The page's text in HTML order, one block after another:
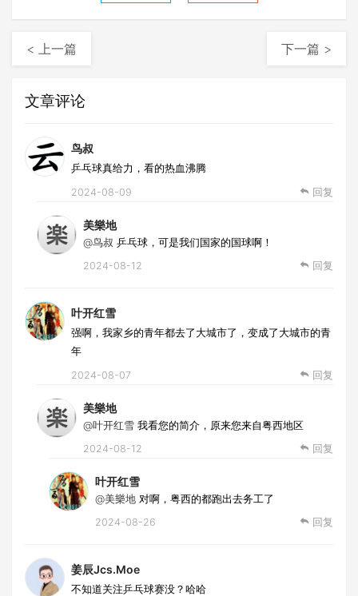
< 上一篇 下一篇 >
文章评论
鸟叔
乒乓球真给力，看的热血沸腾
2024-08-09 回复
美樂地
@鸟叔 乒乓球，可是我们国家的国球啊！
2024-08-12 回复
叶开红雪
强啊，我家乡的青年都去了大城市了，变成了大城市的青
年
2024-08-07 回复
美樂地
@叶开红雪 我看您的简介，原来您来自粤西地区
2024-08-12 回复
叶开红雪
@美樂地 对啊，粤西的都跑出去务工了
2024-08-26 回复
姜辰Jcs.Moe
不知道关注乒乓球赛没？哈哈